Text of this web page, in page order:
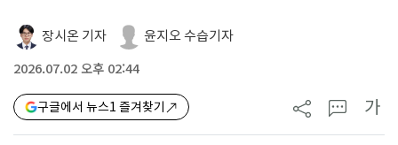
장시온 기자 윤지오 수습기자
2026.07.02 오후 02:44
구글에서 뉴스1 즐겨찾기 가